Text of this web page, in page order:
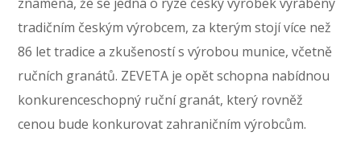
tradičním českým výrobcem, za kterým stojí více než
86 let tradice a zkušeností s výrobou munice, včetně
ručních granátů. ZEVETA je opět schopna nabídnou
konkurenceschopný ruční granát, který rovněž
cenou bude konkurovat zahraničním výrobcům.